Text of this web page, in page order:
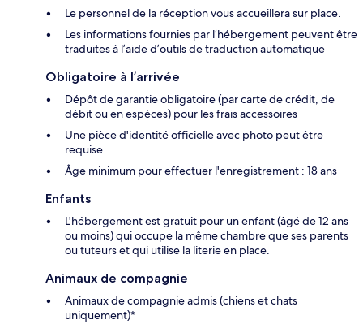
Le personnel de la réception vous accueillera sur place.
Les informations fournies par l’hébergement peuvent être
traduites à l’aide d’outils de traduction automatique
Obligatoire à l’arrivée
Dépôt de garantie obligatoire (par carte de crédit, de
débit ou en espèces) pour les frais accessoires
Une pièce d'identité officielle avec photo peut être
requise
Âge minimum pour effectuer l'enregistrement : 18 ans
Enfants
L'hébergement est gratuit pour un enfant (âgé de 12 ans
ou moins) qui occupe la même chambre que ses parents
ou tuteurs et qui utilise la literie en place.
Animaux de compagnie
Animaux de compagnie admis (chiens et chats
uniquement)*